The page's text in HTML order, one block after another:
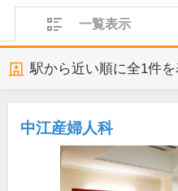
一覧表示
駅から近い順に全1件
中江産婦人科